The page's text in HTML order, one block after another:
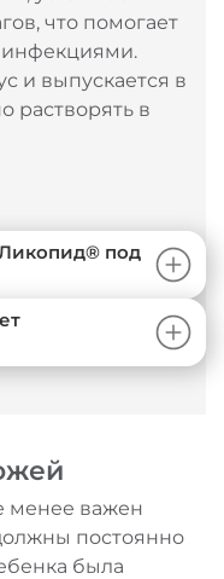
что помогает
инфекциями.
и выпускается в
растворять в
Ликопид® под
менее важен
постоянно
была